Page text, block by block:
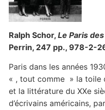
Ralph Schor, Le Paris
Perrin, 247 pp., 978-2-
Paris dans les années
« , tout comme » la toile
et la littérature du XXe
d’écrivains américains,